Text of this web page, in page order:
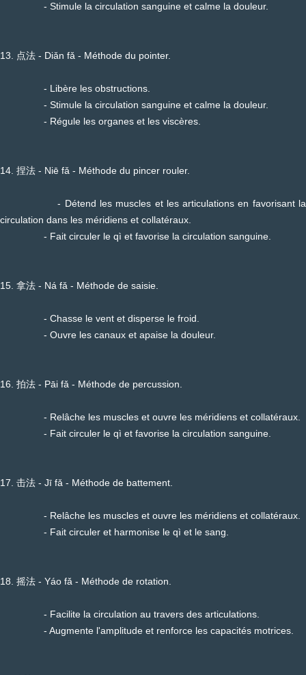
- Stimule la circulation sanguine et calme la douleur.
13. 点法 - Diǎn fǎ - Méthode du pointer.
- Libère les obstructions.
- Stimule la circulation sanguine et calme la douleur.
- Régule les organes et les viscères.
14. 捏法 - Niē fǎ - Méthode du pincer rouler.
- Détend les muscles et les articulations en favorisant la
circulation dans les méridiens et collatéraux.
- Fait circuler le qì et favorise la circulation sanguine.
15. 拿法 - Ná fǎ - Méthode de saisie.
- Chasse le vent et disperse le froid.
- Ouvre les canaux et apaise la douleur.
16. 拍法 - Pāi fǎ - Méthode de percussion.
- Relâche les muscles et ouvre les méridiens et collatéraux.
- Fait circuler le qì et favorise la circulation sanguine.
17. 击法 - Jī fǎ - Méthode de battement.
- Relâche les muscles et ouvre les méridiens et collatéraux.
- Fait circuler et harmonise le qì et le sang.
18. 摇法 - Yáo fǎ - Méthode de rotation.
- Facilite la circulation au travers des articulations.
- Augmente l'amplitude et renforce les capacités motrices.